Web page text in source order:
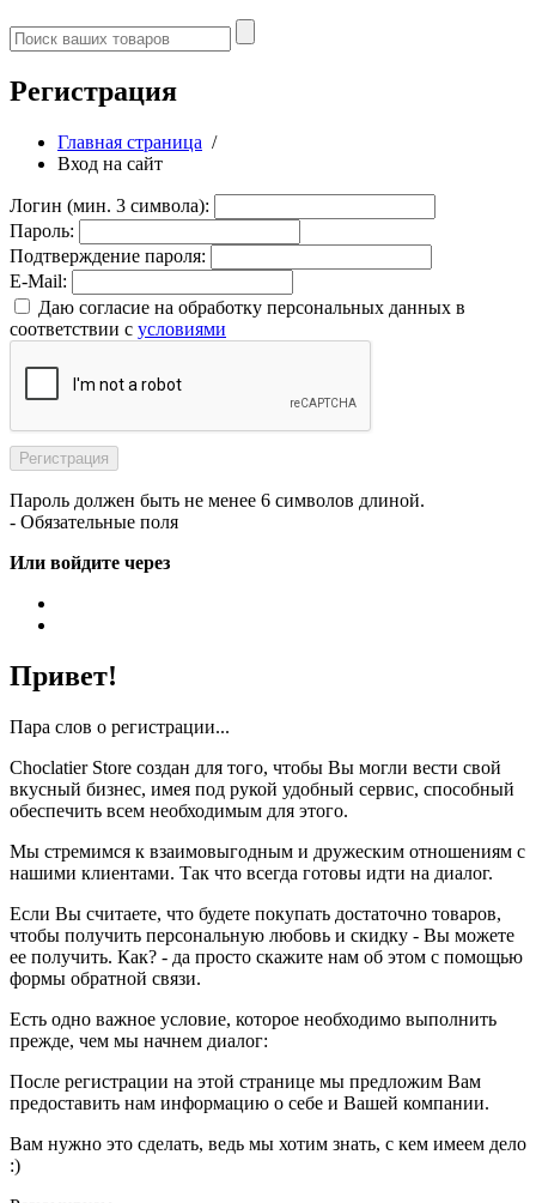
Регистрация
Главная страница /
Вход на сайт
Логин (мин. 3 символа):
Пароль:
Подтверждение пароля:
E-Mail:
Даю согласие на обработку персональных данных в
соответствии с условиями
Пароль должен быть не менее 6 символов длиной.
- Обязательные поля
Или войдите через
Привет!
Пара слов о регистрации...
Choclatier Store создан для того, чтобы Вы могли вести свой
вкусный бизнес, имея под рукой удобный сервис, способный
обеспечить всем необходимым для этого.
Мы стремимся к взаимовыгодным и дружеским отношениям с
нашими клиентами. Так что всегда готовы идти на диалог.
Если Вы считаете, что будете покупать достаточно товаров,
чтобы получить персональную любовь и скидку - Вы можете
ее получить. Как? - да просто скажите нам об этом с помощью
формы обратной связи.
Есть одно важное условие, которое необходимо выполнить
прежде, чем мы начнем диалог:
После регистрации на этой странице мы предложим Вам
предоставить нам информацию о себе и Вашей компании.
Вам нужно это сделать, ведь мы хотим знать, с кем имеем дело
:)